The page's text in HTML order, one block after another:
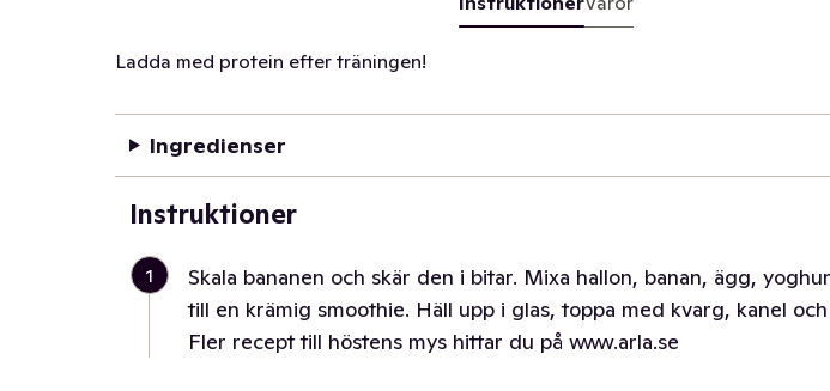
Ladda med protein efter träningen!
Ingredienser
Instruktioner
1
Skala bananen och skär den i bitar. Mixa hallon, banan, ägg,
till en krämig smoothie. Häll upp i glas, toppa med kvarg, kanel
Fler recept till höstens mys hittar du på www.arla.se